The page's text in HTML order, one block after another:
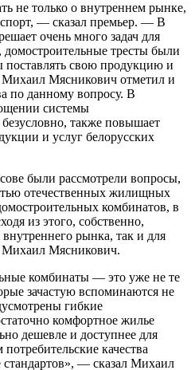
не только о внутреннем рынке,
— сказал премьер. — В
очень много задач для
тресты были
поставлять свою продукцию и
Мясникович отметил и
по данному вопросу. В
системы
также повышает
и услуг белорусских
были рассмотрели вопросы,
отечественных жилищных
комбинатов, в
из этого, собственно,
рынка, так и для
Мясникович.
комбинаты — это уже не те
зачастую вспоминаются не
гибкие
комфортное жилье
дешевле и доступнее для
качества
— сказал Михаил